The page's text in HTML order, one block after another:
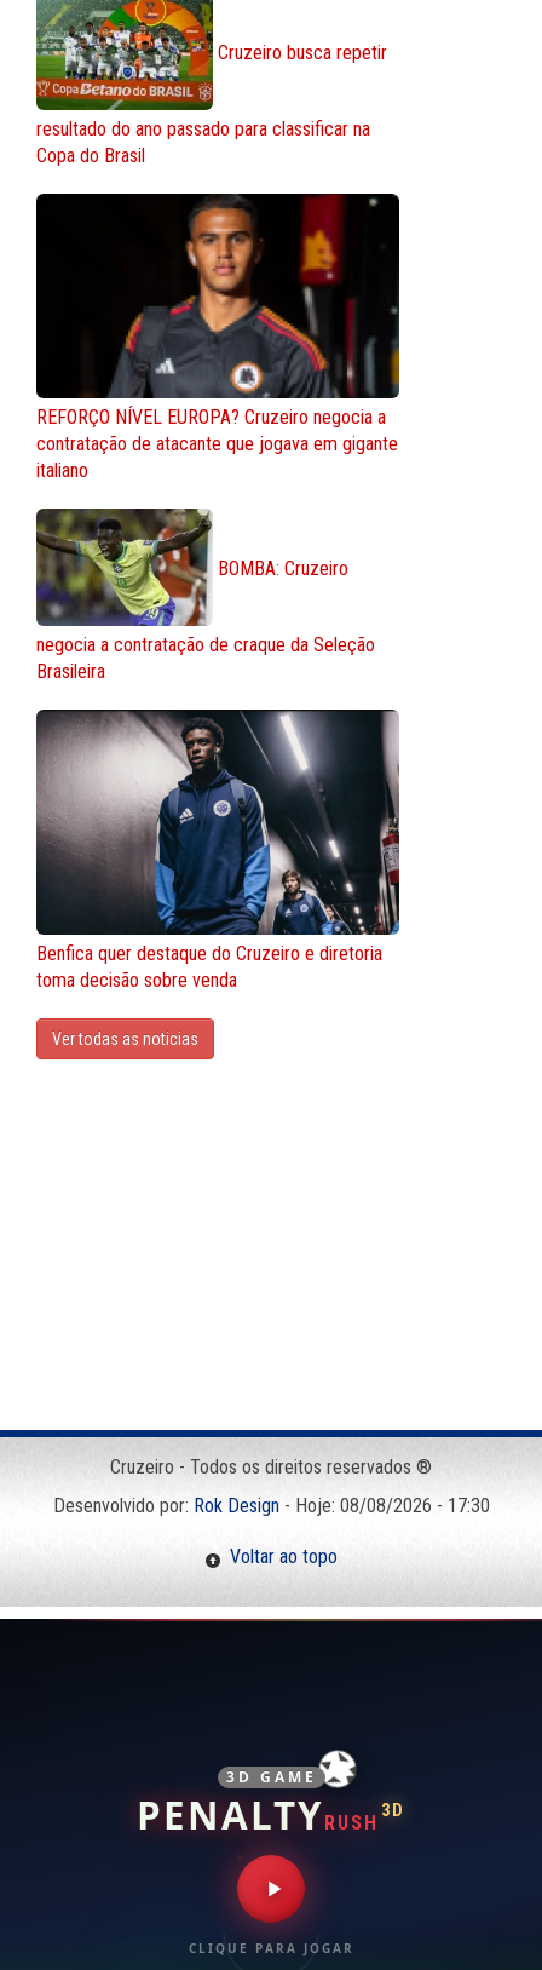
Cruzeiro busca repetir
resultado do ano passado para classificar na
Copa do Brasil
REFORÇO NÍVEL EUROPA? Cruzeiro negocia a
contratação de atacante que jogava em gigante
italiano
BOMBA: Cruzeiro
negocia a contratação de craque da Seleção
Brasileira
Benfica quer destaque do Cruzeiro e diretoria
toma decisão sobre venda
Ver todas as noticias
Cruzeiro - Todos os direitos reservados ®
Desenvolvido por: Rok Design- Hoje: 08/08/2026 - 17:30
Voltar ao topo
3D GAME
PENALTYRUSH
3D
CLIQUE PARA JOGAR